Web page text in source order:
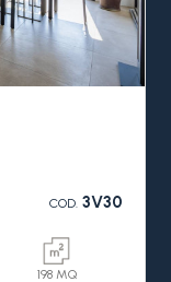
COD.3V30
198 MQ